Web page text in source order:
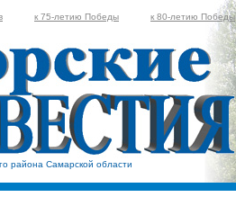
к 75-летию Победы к 80-летию Победы
района Самарской области